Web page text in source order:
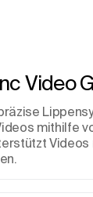
Video
mithilfe
Videos